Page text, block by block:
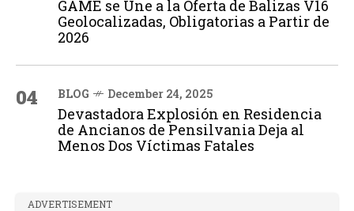
GAME se Une a la Oferta de Balizas V16
Geolocalizadas, Obligatorias a Partir de
2026
04 BLOG December 24, 2025
Devastadora Explosión en Residencia
de Ancianos de Pensilvania Deja al
Menos Dos Víctimas Fatales
ADVERTISEMENT